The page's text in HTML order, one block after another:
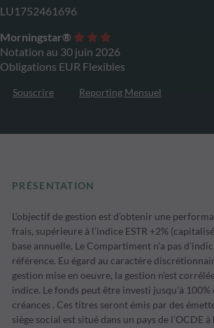
LU1752461696
Morningstar®
Notation au 30 juin 2026
Obligations EUR Flexibles
Souscrire Reporting Mensuel
PRÉSENTATION
L’objectif de gestion est d’obtenir une
frais, supérieure à l’indice ESTR +2%
base annuelle. Le Compartiment n’a pas
référence. Eu égard au caractère
gestion mise en oeuvre, la gestion n’est
indice. Le fonds peut être investi jusqu'à 100%
créances . Ces titres seront émis par des
siège social est situé dans un pays de l’OCDE